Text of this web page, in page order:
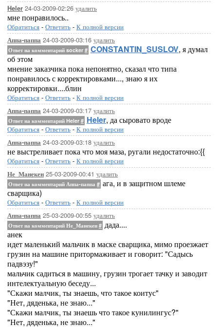
Heler 24-03-2009-02:26 удалить
мне понравилось..
Обратиться - Ответить - К полной версии
Аппа-паппа 24-03-2009-03:16 удалить
Ответ на комментарий socker # CONSTANTIN_SUSLOV, я думал
об этом
мнение заказчика пока непонятно, сказал что типа
понравилось с корректировками..., знаю я их
корректировки....блин
Обратиться - Ответить - К полной версии
Аппа-паппа 24-03-2009-03:17 удалить
Ответ на комментарий Heler # Heler, да сыровато вроде
Обратиться - Ответить - К полной версии
Аппа-паппа 24-03-2009-03:18 удалить
не выстреливает пока что моя маза, ругали недостаточно:{{
Обратиться - Ответить - К полной версии
Не_Манекен 25-03-2009-00:41 удалить
Ответ на комментарий Аппа-паппа # ага, и в защитном шлеме
сварщика)
Обратиться - Ответить - К полной версии
Аппа-паппа 25-03-2009-00:55 удалить
Ответ на комментарий Не_Манекен # дада....
анек
идет маленький мальчик в маске сварщика, мимо проезжает
грузин на машине притормаживает и говорит: "Садысь
падвэзу!"
мальчик садиться в машину, грузин трогает тачку и заводит
интелектуальную беседу...
"Скажи малчик, ты знаешь, что такое коитус"
"Нет, дяденька, не знаю..."
"Скажи малчик, ты знаешь что такое кунилингус?"
"Нет, дяденька, не знаю..."